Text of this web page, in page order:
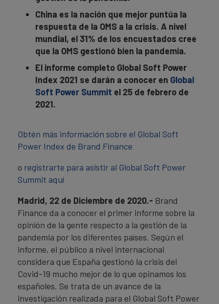
China es la nación que mejor puntúa la
respuesta de la OMS a la crisis. A nivel
mundial, el 31% de los encuestados cree
que la OMS gestionó bien la pandemia.
El informe completo Global Soft Power
Index 2021 se darán a conocer en Global
Soft Power Summit el 25 de febrero de
2021.
Obtén más información sobre el Global Soft
Power Index de Brand Finance
o registrarte para asistir al Global Soft Power
Summit aquí
Madrid, 22 de Diciembre de 2020.- Brand
Finance da a conocer el primer informe sobre la
opinión de la gente respecto a la gestión de la
pandemia por los diferentes países. Según el
informe, el público a nivel internacional
considera que España gestionó la crisis del
Covid-19 mucho mejor de lo que opinamos los
españoles. Se trata de un avance de la
investigación realizada para el Global Soft Power